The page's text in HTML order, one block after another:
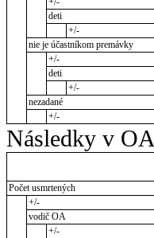
deti
+/-
nie je účastníkom premávky
+/-
deti
+/-
nezadané
+/-
Následky v OA
Počet usmrtených
+/-
vodič OA
+/-